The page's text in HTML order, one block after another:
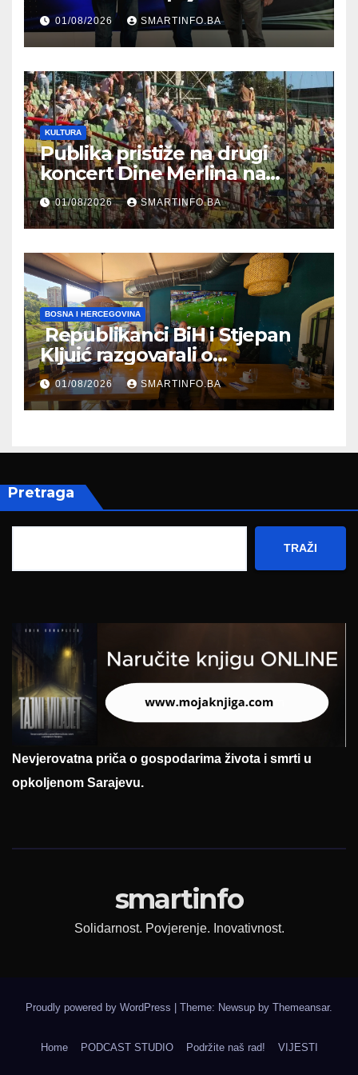
prisustvovao prezentaciji
Federalnog sajma
zapošljavanja
01/08/2026 SMARTINFO.BA
KULTURA
Publika pristiže na drugi
koncert Dine Merlina na
Koševu
01/08/2026 SMARTINFO.BA
BOSNA I HERCEGOVINA
Republikanci BiH i Stjepan
Kljuić razgovarali o
evropskom putu Bosne i
Hercegovine
01/08/2026 SMARTINFO.BA
Pretraga
TRAŽI
Nevjerovatna priča o gospodarima života i smrti u
opkoljenom Sarajevu.
smartinfo
Solidarnost. Povjerenje. Inovativnost.
Proudly powered by WordPress Theme: Newsup by Themeansar.
Home PODCAST STUDIO Podržite naš rad! VIJESTI